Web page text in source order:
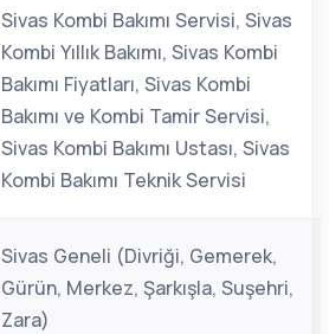
Sivas Kombi Bakımı Servisi, Sivas
Kombi Yıllık Bakımı, Sivas Kombi
Bakımı Fiyatları, Sivas Kombi
Bakımı ve Kombi Tamir Servisi,
Sivas Kombi Bakımı Ustası, Sivas
Kombi Bakımı Teknik Servisi
Sivas Geneli (Divriği, Gemerek,
Gürün, Merkez, Şarkışla, Suşehri,
Zara)